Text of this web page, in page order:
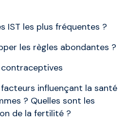
les plus fréquentes ?
les règles abondantes ?
influençant la santé
? Quelles sont les
de la fertilité ?